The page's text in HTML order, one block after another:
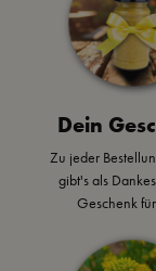
aus pfeffrigen Senf
und aromatischen
Kräutern verleiht
dem Steak eine
herrliche Schärfe
jeden Bissen zu
einem Genuss
macht.
Dein
Zu jeder
gibt's als
Geschenk